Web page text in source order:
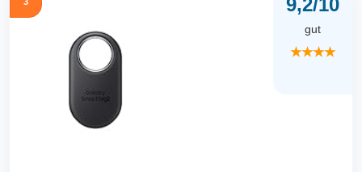
9,2/10
gut
★★★★